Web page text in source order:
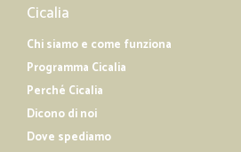
Cicalia
Chi siamo e come funziona
Programma Cicalia
Perché Cicalia
Dicono di noi
Dove spediamo